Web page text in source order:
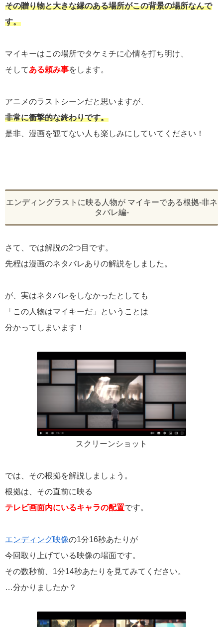
その贈り物と大きな縁のある場所がこの背景の場所なんで
す。
マイキーはこの場所でタケミチに心情を打ち明け、
そしてある頼み事をします。
アニメのラストシーンだと思いますが、
非常に衝撃的な終わりです。
是非、漫画を観てない人も楽しみにしていてください！
エンディングラストに映る人物が マイキーである根拠-非ネ
タバレ編-
さて、では解説の2つ目です。
先程は漫画のネタバレありの解説をしました。
が、実はネタバレをしなかったとしても
「この人物はマイキーだ」ということは
分かってしまいます！
スクリーンショット
では、その根拠を解説しましょう。
根拠は、その直前に映る
テレビ画面内にいるキャラの配置です。
エンディング映像の1分16秒あたりが
今回取り上げている映像の場面です。
その数秒前、1分14秒あたりを見てみてください。
…分かりましたか？